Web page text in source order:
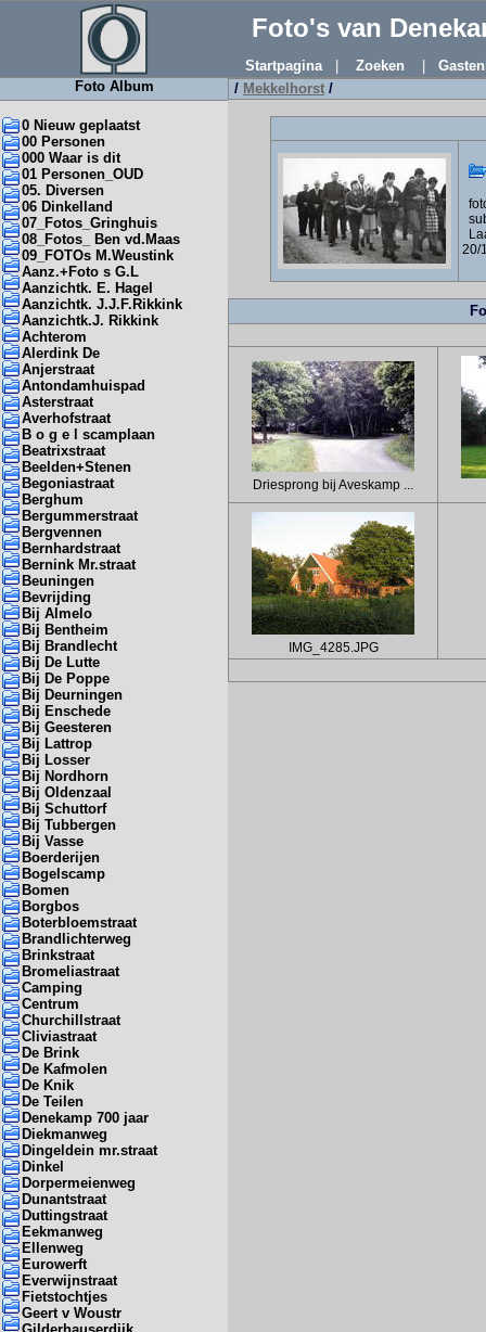
Foto's van
Startpagina| Zoeken
Foto Album
0 Nieuw geplaatst
00 Personen
000 Waar is dit
01 Personen_OUD
05. Diversen
06 Dinkelland
07_Fotos_Gringhuis
08_Fotos_ Ben vd.Maas
09_FOTOs M.Weustink
Aanz.+Foto s G.L
Aanzichtk. E. Hagel
Aanzichtk. J.J.F.Rikkink
Aanzichtk.J. Rikkink
Achterom
Alerdink De
Anjerstraat
Antondamhuispad
Asterstraat
Averhofstraat
B o g e l scamplaan
Beatrixstraat
Beelden+Stenen
Begoniastraat
Berghum
Bergummerstraat
Bergvennen
Bernhardstraat
Bernink Mr.straat
Beuningen
Bevrijding
Bij Almelo
Bij Bentheim
Bij Brandlecht
Bij De Lutte
Bij De Poppe
Bij Deurningen
Bij Enschede
Bij Geesteren
Bij Lattrop
Bij Losser
Bij Nordhorn
Bij Oldenzaal
Bij Schuttorf
Bij Tubbergen
Bij Vasse
Boerderijen
Bogelscamp
Bomen
Borgbos
Boterbloemstraat
Brandlichterweg
Brinkstraat
Bromeliastraat
Camping
Centrum
Churchillstraat
Cliviastraat
De Brink
De Kafmolen
De Knik
De Teilen
Denekamp 700 jaar
Diekmanweg
Dingeldein mr.straat
Dinkel
Dorpermeienweg
Dunantstraat
Duttingstraat
Eekmanweg
Ellenweg
Eurowerft
Everwijnstraat
Fietstochtjes
Geert v Woustr
/ Mekkelhorst /
20/
Driesprong bij Aveskamp ...
IMG_4285.JPG